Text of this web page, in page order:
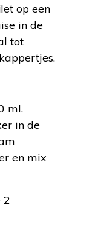
op een
in de
tot
ml.
in de
en mix
2